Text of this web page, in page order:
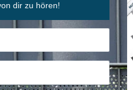
dir zu hören!